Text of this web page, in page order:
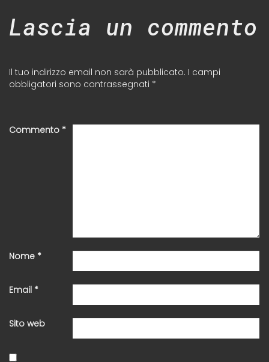
Lascia un commento
Il tuo indirizzo email non sarà pubblicato. I campi
obbligatori sono contrassegnati *
Commento *
Nome *
Email *
Sito web